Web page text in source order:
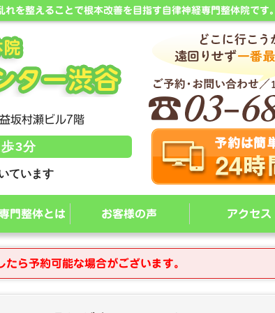
を整えることで根本改善を目指す自律神経専門整体院です。
坂村瀬ビル7階
3分
ています
門整体とは お客様の声 アクセス
ら予約可能な場合がございます。